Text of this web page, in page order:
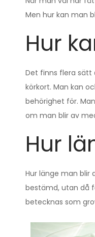
Men hur kan man
Hur
Det finns flera sätt
körkort. Man kan
behörighet för.
om man blir av
Hur
Hur länge man blir
bestämd, utan då
betecknas som